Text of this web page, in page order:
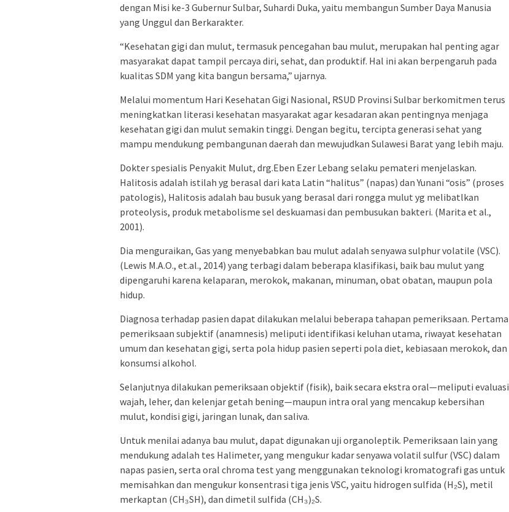
dengan Misi ke-3 Gubernur Sulbar, Suhardi Duka, yaitu membangun Sumber Daya Manusia
yang Unggul dan Berkarakter.
“Kesehatan gigi dan mulut, termasuk pencegahan bau mulut, merupakan hal penting agar
masyarakat dapat tampil percaya diri, sehat, dan produktif. Hal ini akan berpengaruh pada
kualitas SDM yang kita bangun bersama,” ujarnya.
Melalui momentum Hari Kesehatan Gigi Nasional, RSUD Provinsi Sulbar berkomitmen terus
meningkatkan literasi kesehatan masyarakat agar kesadaran akan pentingnya menjaga
kesehatan gigi dan mulut semakin tinggi. Dengan begitu, tercipta generasi sehat yang
mampu mendukung pembangunan daerah dan mewujudkan Sulawesi Barat yang lebih maju.
Dokter spesialis Penyakit Mulut, drg.Eben Ezer Lebang selaku pemateri menjelaskan.
Halitosis adalah istilah yg berasal dari kata Latin “halitus” (napas) dan Yunani “osis” (proses
patologis), Halitosis adalah bau busuk yang berasal dari rongga mulut yg melibatlkan
proteolysis, produk metabolisme sel deskuamasi dan pembusukan bakteri. (Marita et al.,
2001).
Dia menguraikan, Gas yang menyebabkan bau mulut adalah senyawa sulphur volatile (VSC).
(Lewis M.A.O., et.al., 2014) yang terbagi dalam beberapa klasifikasi, baik bau mulut yang
dipengaruhi karena kelaparan, merokok, makanan, minuman, obat obatan, maupun pola
hidup.
Diagnosa terhadap pasien dapat dilakukan melalui beberapa tahapan pemeriksaan. Pertama
pemeriksaan subjektif (anamnesis) meliputi identifikasi keluhan utama, riwayat kesehatan
umum dan kesehatan gigi, serta pola hidup pasien seperti pola diet, kebiasaan merokok, dan
konsumsi alkohol.
Selanjutnya dilakukan pemeriksaan objektif (fisik), baik secara ekstra oral—meliputi evaluasi
wajah, leher, dan kelenjar getah bening—maupun intra oral yang mencakup kebersihan
mulut, kondisi gigi, jaringan lunak, dan saliva.
Untuk menilai adanya bau mulut, dapat digunakan uji organoleptik. Pemeriksaan lain yang
mendukung adalah tes Halimeter, yang mengukur kadar senyawa volatil sulfur (VSC) dalam
napas pasien, serta oral chroma test yang menggunakan teknologi kromatografi gas untuk
memisahkan dan mengukur konsentrasi tiga jenis VSC, yaitu hidrogen sulfida (H₂S), metil
merkaptan (CH₃SH), dan dimetil sulfida (CH₃)₂S.